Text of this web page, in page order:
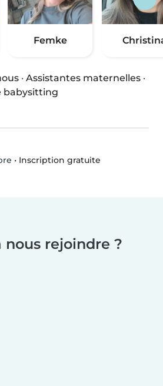
Femke
· Assistantes maternelles ·
babysitting
• Inscription gratuite
nous rejoindre ?